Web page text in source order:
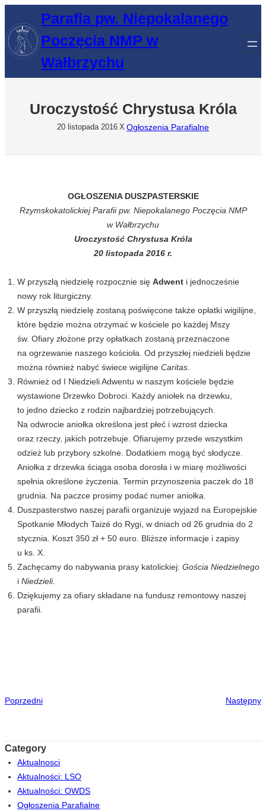
treści
Parafia pw. Niepokalanego
Poczęcia NMP w
Wałbrzychu
Uroczystość Chrystusa Króla
20 listopada 2016 X Ogłoszenia Parafialne
OGŁOSZENIA DUSZPASTERSKIE
Rzymskokatolickiej Parafii pw. Niepokalanego Poczęcia NMP
w Wałbrzychu
Uroczystość Chrystusa Króla
20 listopada 2016 r.
W przyszłą niedzielę rozpocznie sięAdwent i jednocześnie
nowy rok liturgiczny.
W przyszłą niedzielę zostaną poświęcone także opłatki wigilijne,
które będzie można otrzymać w kościele po każdej Mszy
św. Ofiary złożone przy opłatkach zostaną przeznaczone
na ogrzewanie naszego kościoła. Od przyszłej niedzieli będzie
można również nabyć świece wigilijneCaritas
Również od I Niedzieli Adwentu w naszym kościele będzie
wystawione Drzewko Dobroci. Każdy aniołek na drzewku,
to jedno dziecko z rodzin najbardziej potrzebujących.
Na odwrocie aniołka określona jest płeć i wzrost dziecka
oraz rzeczy, jakich potrzebuje. Ofiarujemy przede wszystkim
odzież lub przybory szkolne. Dodatkiem mogą być słodycze.
Aniołka z drzewka ściąga osoba dorosła i w miarę możliwości
spełnia określone życzenia. Termin przynoszenia paczek do 18
grudnia. Na paczce prosimy podać numer aniołka.
Duszpasterstwo naszej parafii organizuje wyjazd na Europejskie
Spotkanie Młodych Taizé do Rygi, w dniach od 26 grudnia do 2
stycznia. Koszt 350 zł + 50 euro. Bliższe informacje i zapisy
u ks. X.
Zachęcamy do nabywania prasy katolickiej:Gościa Niedzielnego
iNiedzieli.
Dziękujemy za ofiary składane na fundusz remontowy naszej
parafii.
Poprzedni Następny
Category
Aktualnosci
Aktualności: LSO
Aktualności: OWDS
Ogłoszenia Parafialne